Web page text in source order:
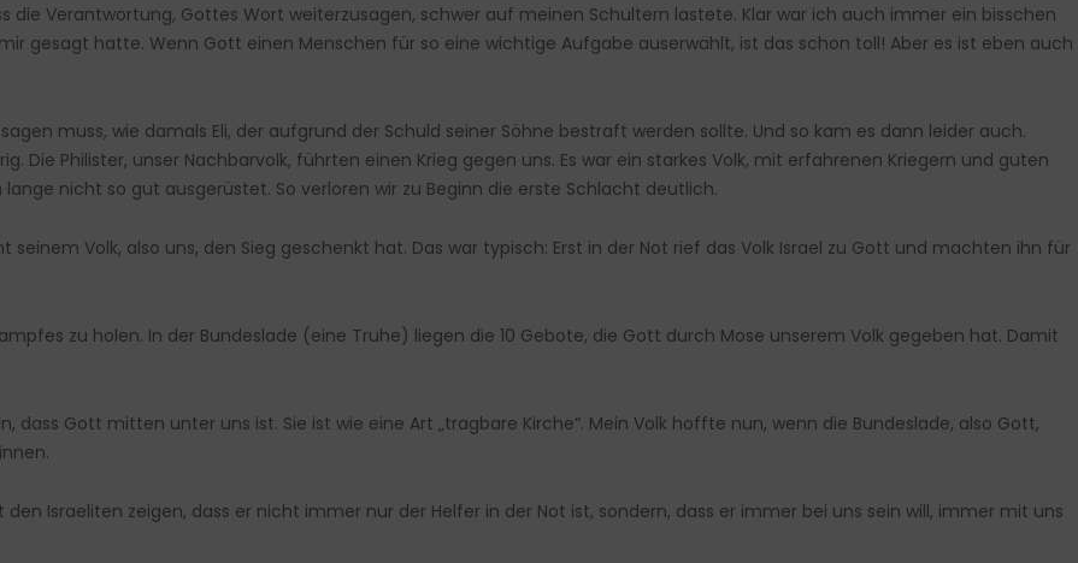
die Verantwortung, Gottes Wort weiterzusagen, schwer auf meinen Schultern lastete. Klar war ich auch immer ein bisschen
gesagt hatte. Wenn Gott einen Menschen für so eine wichtige Aufgabe auserwählt, ist das schon toll! Aber es ist eben auch
muss, wie damals Eli, der aufgrund der Schuld seiner Söhne bestraft werden sollte. Und so kam es dann leider auch.
Die Philister, unser Nachbarvolk, führten einen Krieg gegen uns. Es war ein starkes Volk, mit erfahrenen Kriegern und guten
nicht so gut ausgerüstet. So verloren wir zu Beginn die erste Schlacht deutlich.
Volk, also uns, den Sieg geschenkt hat. Das war typisch: Erst in der Not rief das Volk Israel zu Gott und machten ihn für
zu holen. In der Bundeslade (eine Truhe) liegen die 10 Gebote, die Gott durch Mose unserem Volk gegeben hat. Damit
dass Gott mitten unter uns ist. Sie ist wie eine Art „tragbare Kirche“. Mein Volk hoffte nun, wenn die Bundeslade, also Gott,
Israeliten zeigen, dass er nicht immer nur der Helfer in der Not ist, sondern, dass er immer bei uns sein will, immer mit uns